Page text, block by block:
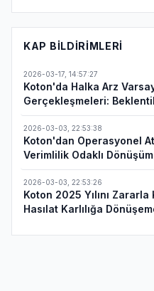
KAP BILDIRIMLERI
2026-03-17 14:57:27
Koton'da Halka Arz
Gerçekleşmeleri:
2026-03-03 22:53:38
Koton'dan Operasyonel
Verimlilik Odaklı Dönüşüm
2026-03-03 22:53:26
Koton 2025 Yılını
Hasılat Karlılığa